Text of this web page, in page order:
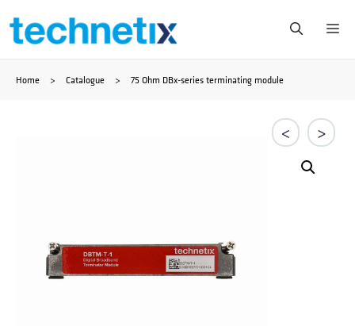
Zum
springen
Home > Catalogue > 75 Ohm DBx-series terminating module
< >